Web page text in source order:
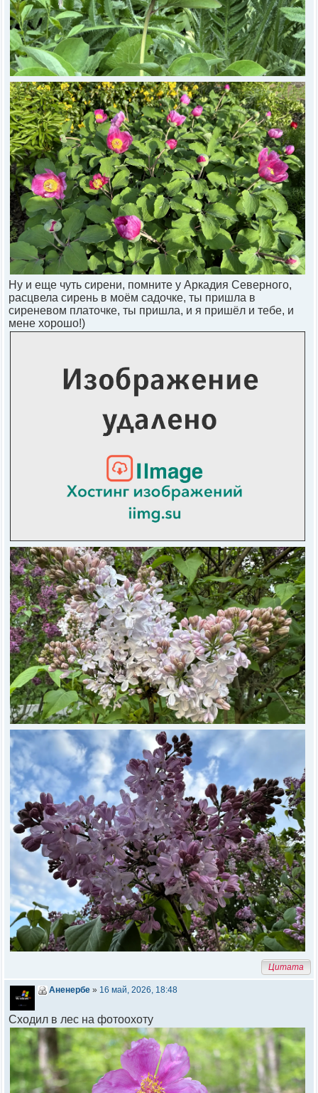
Ну и еще чуть сирени, помните у Аркадия Северного,
расцвела сирень в моём садочке, ты пришла в
сиреневом платочке, ты пришла, и я пришёл и тебе, и
мене хорошо!)
Цитата
Аненербе » 16 май, 2026, 18:48
Сходил в лес на фотоохоту